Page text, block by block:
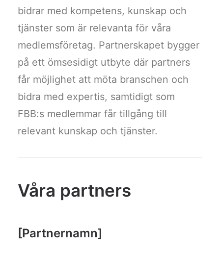
bidrar med kompetens, kunskap och
tjänster som är relevanta för våra
medlemsföretag. Partnerskapet bygger
på ett ömsesidigt utbyte där partners
får möjlighet att möta branschen och
bidra med expertis, samtidigt som
FBB:s medlemmar får tillgång till
relevant kunskap och tjänster.
Våra partners
[Partnernamn]